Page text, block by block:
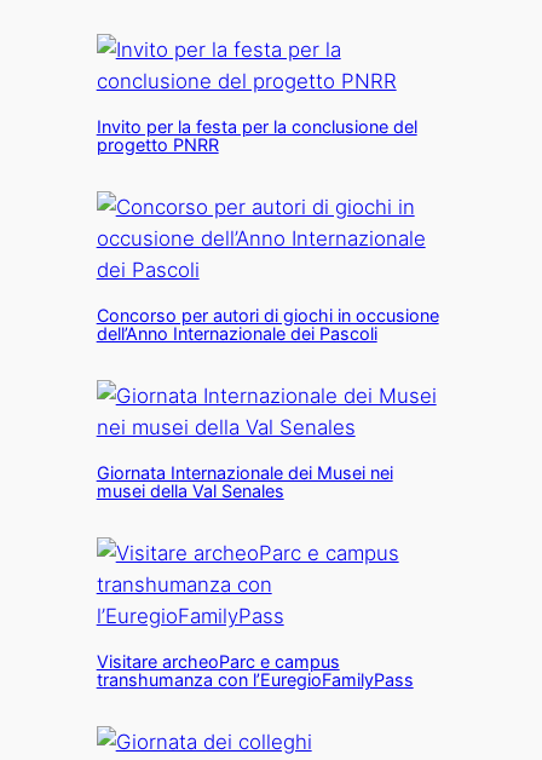
Invito per la festa per la conclusione del
progetto PNRR
Concorso per autori di giochi in occusione
dell’Anno Internazionale dei Pascoli
Giornata Internazionale dei Musei nei
musei della Val Senales
Visitare archeoParc e campus
transhumanza con l’EuregioFamilyPass